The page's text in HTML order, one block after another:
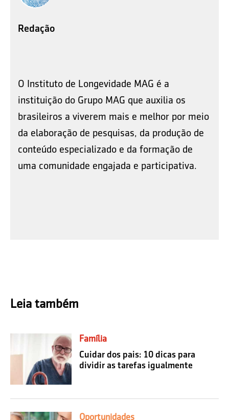
Redação
O Instituto de Longevidade MAG é a
instituição do Grupo MAG que auxilia os
brasileiros a viverem mais e melhor por meio
da elaboração de pesquisas, da produção de
conteúdo especializado e da formação de
uma comunidade engajada e participativa.
Leia também
Família
Cuidar dos pais: 10 dicas para
dividir as tarefas igualmente
Oportunidades